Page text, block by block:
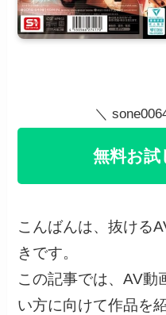
＼
無料お試
こんばんは、抜ける
きです。
この記事では、AV動
い方に向けて作品を